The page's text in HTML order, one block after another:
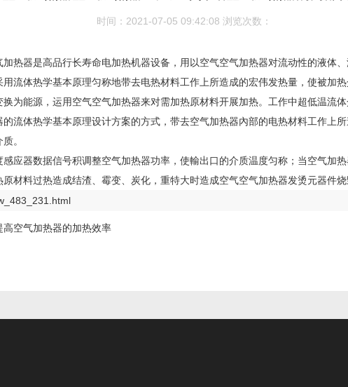
时间：2021-07-05 09:42:08 浏览次数：
热器是高品行长寿命电加热机器设备，用以空气空气加热器对流动性的液体
流体热学基本原理匀称地带去电热材料工作上所造成的宏伟发热量，使被加热
为能源，运用空气空气加热器来对需加热原材料开展加热。工作中超低温流
流体热学基本原理设计方案的方式，带去空气加热器內部的电热材料工作上
。
应器数据信号积调整空气加热器功率，使輸出口的介质温度匀称；当空气加
材料过热造成结渣、霉变、炭化，重特大时造成空气空气加热器发烫元器件
空气加热器的加热效率